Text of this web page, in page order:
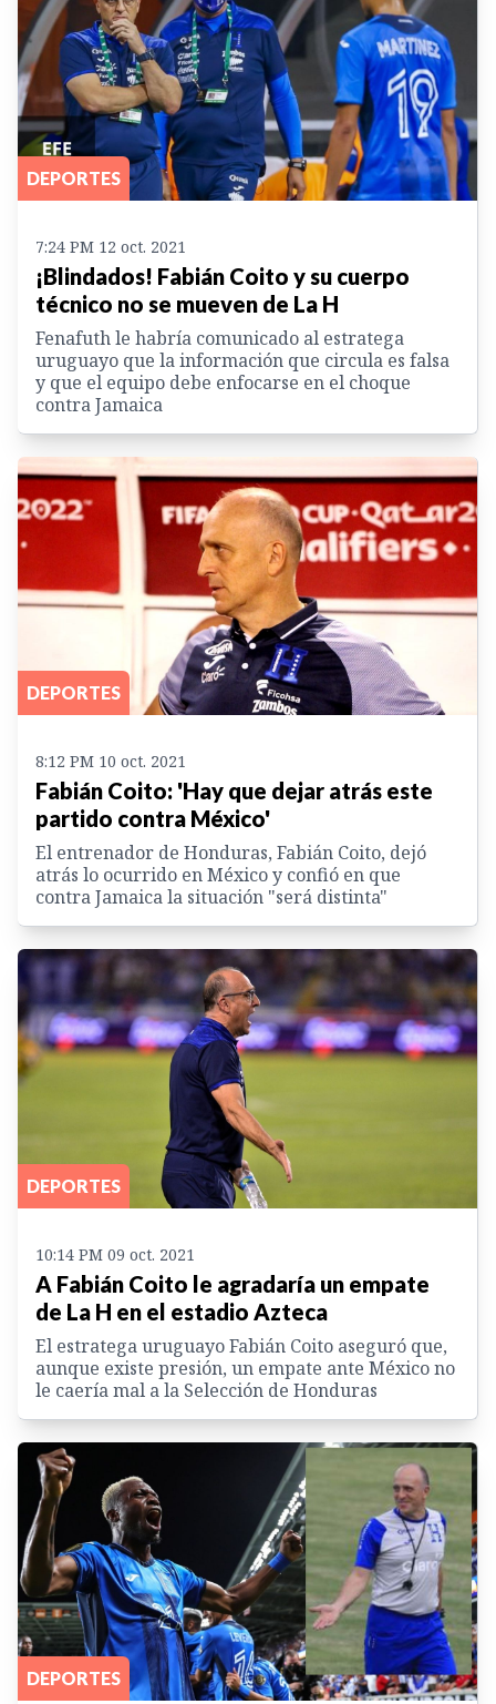
DEPORTES
7:24 PM 12 oct. 2021
¡Blindados! Fabián Coito y su cuerpo
técnico no se mueven de La H
Fenafuth le habría comunicado al estratega
uruguayo que la información que circula es falsa
y que el equipo debe enfocarse en el choque
contra Jamaica
DEPORTES
8:12 PM 10 oct. 2021
Fabián Coito: 'Hay que dejar atrás este
partido contra México'
El entrenador de Honduras, Fabián Coito, dejó
atrás lo ocurrido en México y confió en que
contra Jamaica la situación "será distinta"
DEPORTES
10:14 PM 09 oct. 2021
A Fabián Coito le agradaría un empate
de La H en el estadio Azteca
El estratega uruguayo Fabián Coito aseguró que,
aunque existe presión, un empate ante México no
le caería mal a la Selección de Honduras
DEPORTES